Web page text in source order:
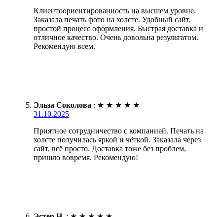
Клиентоориентированность на высшем уровне.
Заказала печать фото на холсте. Удобный сайт,
простой процесс оформления. Быстрая доставка и
отличное качество. Очень довольна результатом.
Рекомендую всем.
Эльза Соколова : ★ ★ ★ ★ ★
31.10.2025
Приятное сотрудничество с компанией. Печать на
холсте получилась яркой и чёткой. Заказала через
сайт, всё просто. Доставка тоже без проблем,
пришло вовремя. Рекомендую!